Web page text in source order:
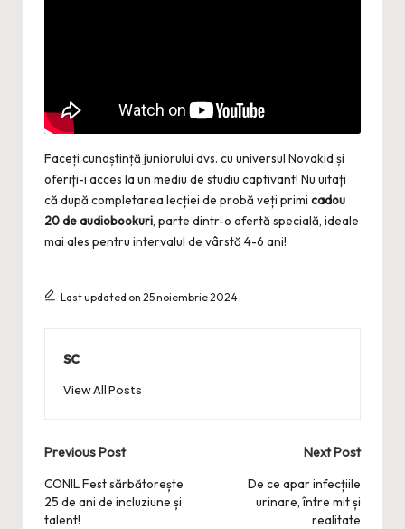
Faceți cunoștință juniorului dvs. cu universul Novakid și
oferiți-i acces la un mediu de studiu captivant! Nu uitați
că după completarea lecției de probă veți primi cadou
20 de audiobookuri, parte dintr-o ofertă specială, ideale
mai ales pentru intervalul de vârstă 4-6 ani!
Last updated on 25 noiembrie 2024
sc
View All Posts
Post
navigation
Previous Post
CONIL Fest sărbătorește
25 de ani de incluziune și
talent!
Next Post
De ce apar infecțiile
urinare, între mit și
realitate